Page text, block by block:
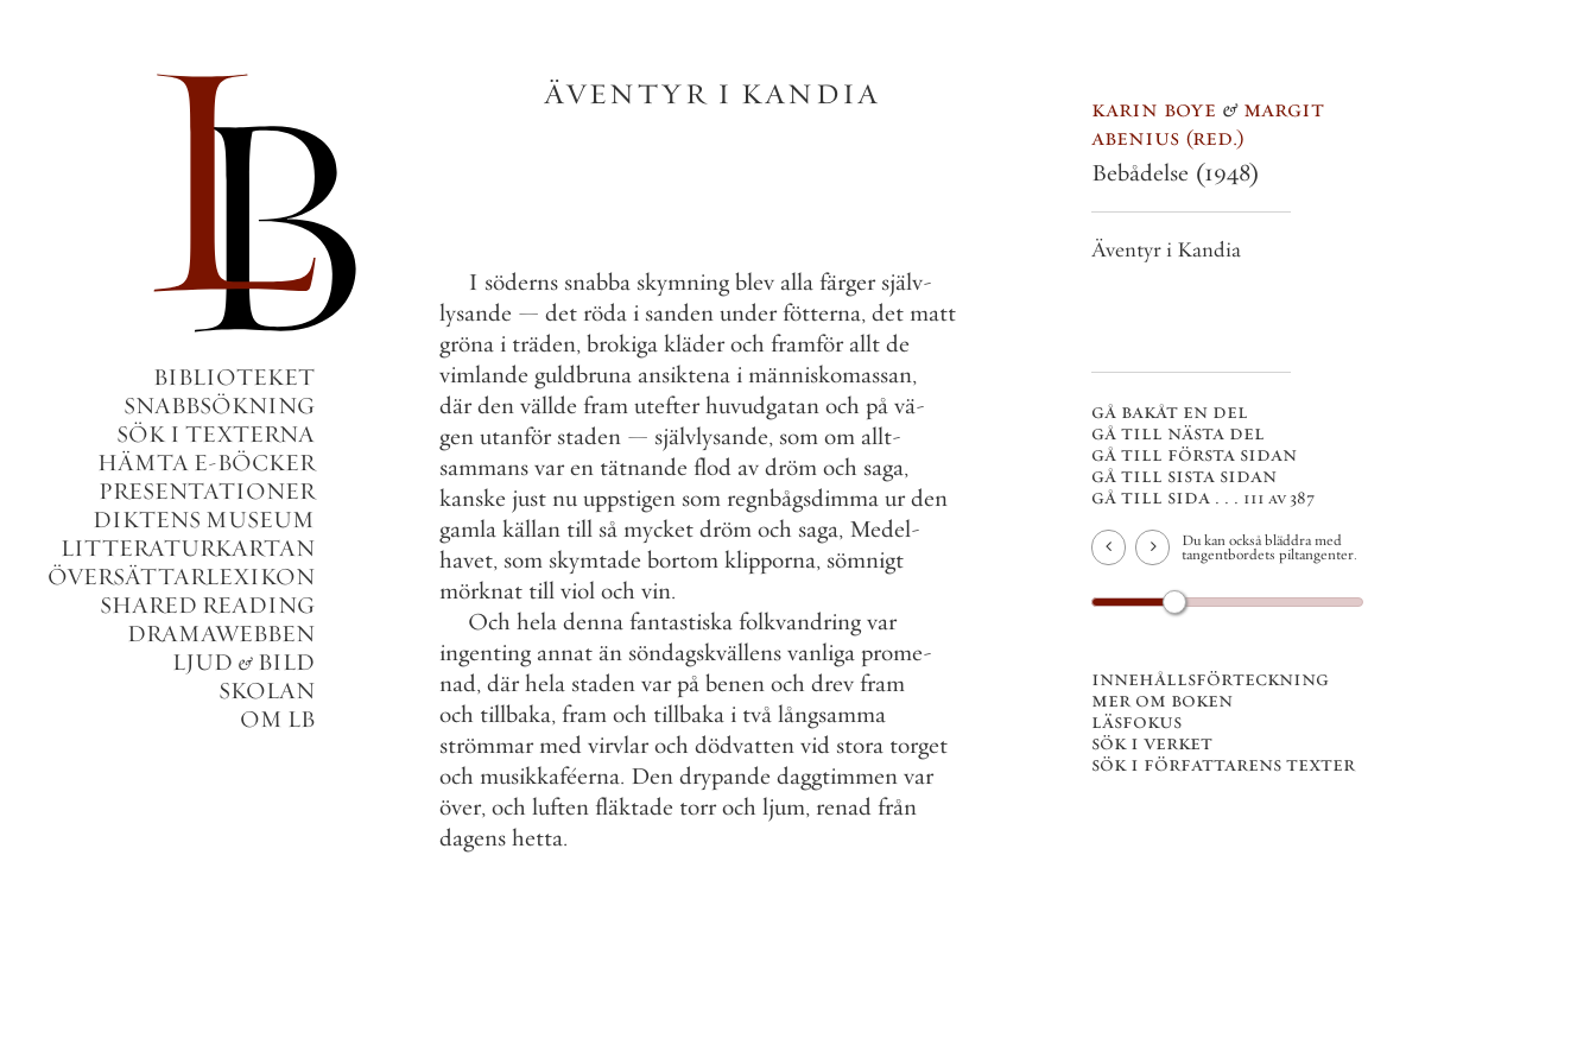
BIBLIOTEKET
SNABBSÖKNING
SÖK I TEXTERNA
HÄMTA E-BÖCKER
PRESENTATIONER
DIKTENS MUSEUM
LITTERATURKARTAN
ÖVERSÄTTARLEXIKON
SHARED READING
DRAMAWEBBEN
LJUD & BILD
SKOLAN
OM LB
ÄVENTYR I KANDIA
I söderns snabba skymning blev alla färger själv-
lysande — det röda i sanden under fötterna, det matt
gröna i träden, brokiga kläder och framför allt de
vimlande guldbruna ansiktena i människomassan,
där den vällde fram utefter huvudgatan och på vä-
gen utanför staden — självlysande, som om allt-
sammans var en tätnande flod av dröm och saga,
kanske just nu uppstigen som regnbågsdimma ur den
gamla källan till så mycket dröm och saga, Medel-
havet, som skymtade bortom klipporna, sömnigt
mörknat till viol och vin.
Och hela denna fantastiska folkvandring var
ingenting annat än söndagskvällens vanliga prome-
nad, där hela staden var på benen och drev fram
och tillbaka, fram och tillbaka i två långsamma
strömmar med virvlar och dödvatten vid stora torget
och musikkaféerna. Den drypande daggtimmen var
över, och luften fläktade torr och ljum, renad från
dagens hetta.
karin boye & margit
abenius red.
Bebådelse (1948)
Äventyr i Kandia
gå bakåt en del
gå till nästa del
gå till första sidan
gå till sista sidan
gå till sida . . . 111 av 387
Du kan också bläddra med
tangentbordets piltangenter.
innehållsförteckning
mer om boken
läsfokus
sök i verket
sök i författarens texter